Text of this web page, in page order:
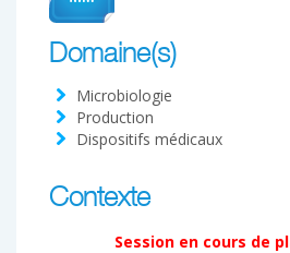
Domaine(s)
Microbiologie
Production
Dispositifs médicaux
Contexte
Session en cours de